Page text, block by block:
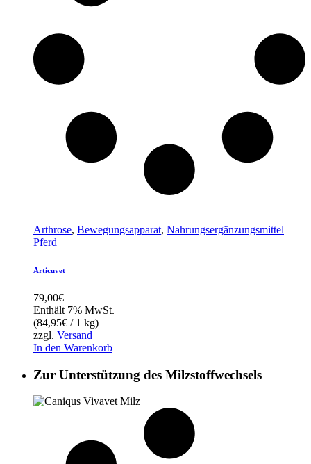
Arthrose, Bewegungsapparat, Nahrungsergänzungsmittel
Pferd
Articuvet
79,00€
Enthält 7% MwSt.
(84,95€ / 1 kg)
zzgl. Versand
In den Warenkorb
Zur Unterstützung des Milzstoffwechsels